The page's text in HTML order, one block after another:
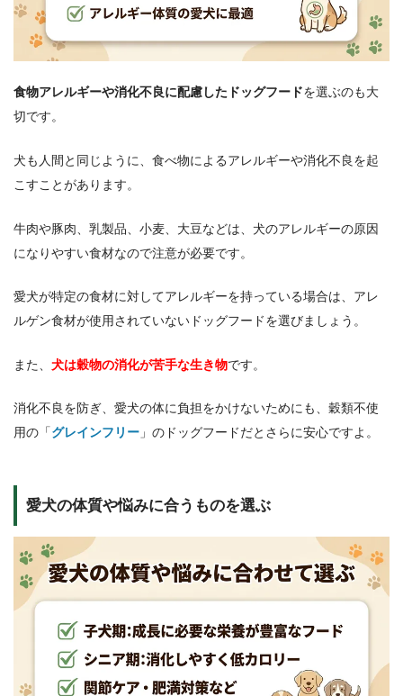
食物アレルギーや消化不良に配慮したドッグフードを選ぶのも大
切です。
犬も人間と同じように、食べ物によるアレルギーや消化不良を起
こすことがあります。
牛肉や豚肉、乳製品、小麦、大豆などは、犬のアレルギーの原因
になりやすい食材なので注意が必要です。
愛犬が特定の食材に対してアレルギーを持っている場合は、アレ
ルゲン食材が使用されていないドッグフードを選びましょう。
また、 犬は穀物の消化が苦手な生き物です。
消化不良を防ぎ、愛犬の体に負担をかけないためにも、穀類不使
用の「グレインフリー 」のドッグフードだとさらに安心ですよ。
愛犬の体質や悩みに合うものを選ぶ